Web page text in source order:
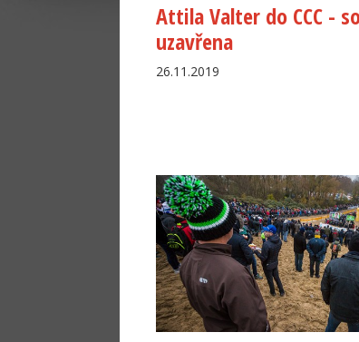
Attila Valter do CCC -
uzavřena
26.11.2019